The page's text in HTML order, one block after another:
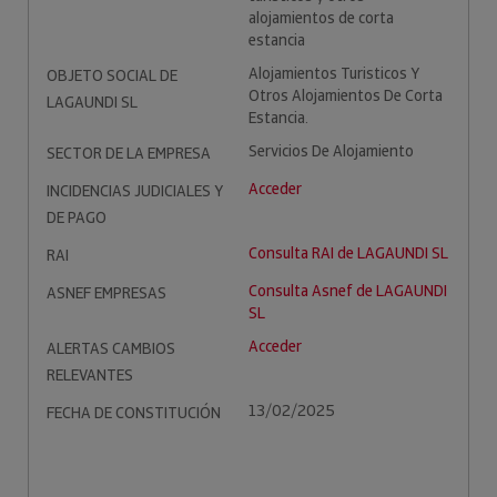
alojamientos de corta
estancia
OBJETO SOCIAL DE
LAGAUNDI SL
Alojamientos Turisticos Y
Otros Alojamientos De Corta
Estancia.
SECTOR DE LA EMPRESA
Servicios De Alojamiento
INCIDENCIAS JUDICIALES Y
DE PAGO
Acceder
RAI
Consulta RAI de LAGAUNDI SL
ASNEF EMPRESAS
Consulta Asnef de LAGAUNDI
SL
ALERTAS CAMBIOS
RELEVANTES
Acceder
FECHA DE CONSTITUCIÓN 13/02/2025